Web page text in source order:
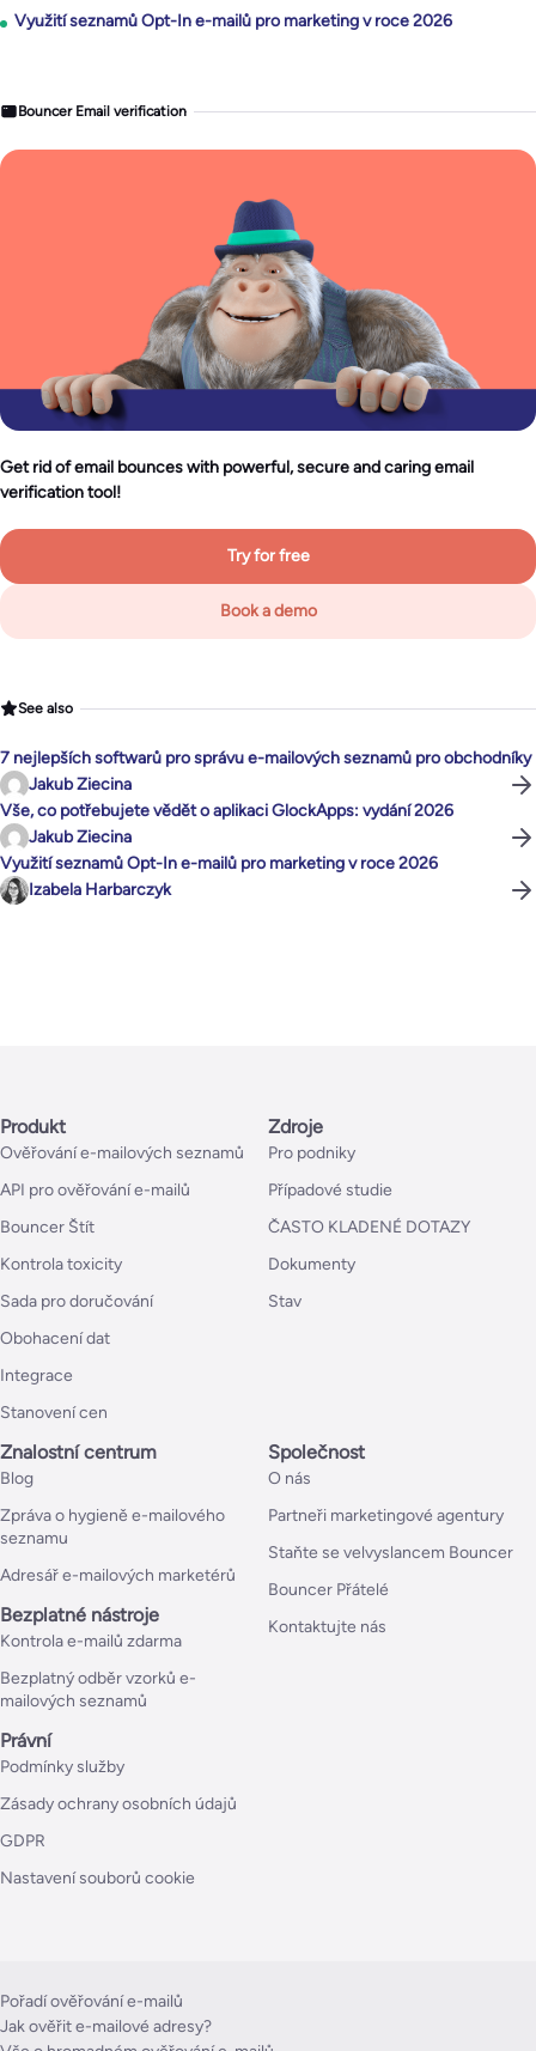
Využití seznamů Opt-In e-mailů pro marketing v roce 2026
Bouncer Email verification
Get rid of email bounces with powerful, secure and caring email
verification tool!
Try for free
Book a demo
See also
7 nejlepších softwarů pro správu e-mailových seznamů pro obchodníky
Jakub Ziecina
Vše, co potřebujete vědět o aplikaci GlockApps: vydání 2026
Jakub Ziecina
Využití seznamů Opt-In e-mailů pro marketing v roce 2026
Izabela Harbarczyk
Produkt
Ověřování e-mailových seznamů
API pro ověřování e-mailů
Bouncer Štít
Kontrola toxicity
Sada pro doručování
Obohacení dat
Integrace
Stanovení cen
Zdroje
Pro podniky
Případové studie
ČASTO KLADENÉ DOTAZY
Dokumenty
Stav
Znalostní centrum
Blog
Zpráva o hygieně e-mailového
seznamu
Adresář e-mailových marketérů
Bezplatné nástroje
Kontrola e-mailů zdarma
Bezplatný odběr vzorků e-
mailových seznamů
Společnost
O nás
Partneři marketingové agentury
Staňte se velvyslancem Bouncer
Bouncer Přátelé
Kontaktujte nás
Právní
Podmínky služby
Zásady ochrany osobních údajů
GDPR
Nastavení souborů cookie
Pořadí ověřování e-mailů
Jak ověřit e-mailové adresy?